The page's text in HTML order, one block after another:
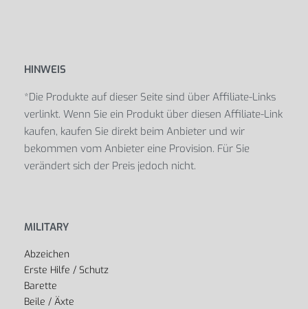
HINWEIS
*Die Produkte auf dieser Seite sind über Affiliate-Links
verlinkt. Wenn Sie ein Produkt über diesen Affiliate-Link
kaufen, kaufen Sie direkt beim Anbieter und wir
bekommen vom Anbieter eine Provision. Für Sie
verändert sich der Preis jedoch nicht.
MILITARY
Abzeichen
Erste Hilfe / Schutz
Barette
Beile / Äxte